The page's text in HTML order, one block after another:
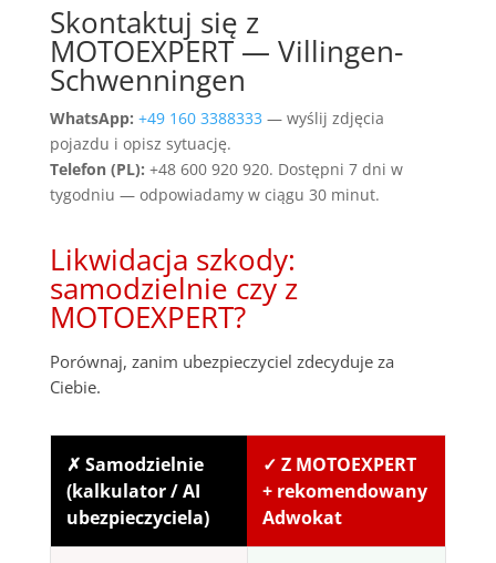
Skontaktuj się z
MOTOEXPERT — Villingen-
Schwenningen
WhatsApp: +49 160 3388333 — wyślij zdjęcia
pojazdu i opisz sytuację.
Telefon (PL): +48 600 920 920. Dostępni 7 dni w
tygodniu — odpowiadamy w ciągu 30 minut.
Likwidacja szkody:
samodzielnie czy z
MOTOEXPERT?
Porównaj, zanim ubezpieczyciel zdecyduje za
Ciebie.
✗ Samodzielnie
(kalkulator / AI
ubezpieczyciela)
✓ Z MOTOEXPERT
+ rekomendowany
Adwokat